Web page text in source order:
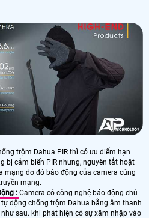
trộm Dahua PIR thì có ưu điểm hạn
bị cảm biến PIR nhưng, nguyên tắt hoặt
mạng do đó báo động của camera cũng
mạng.
: Camera có công nghệ báo động chủ
động chống trộm Dahua bằng âm thanh
sau. khi phát hiện có sự xâm nhập vào